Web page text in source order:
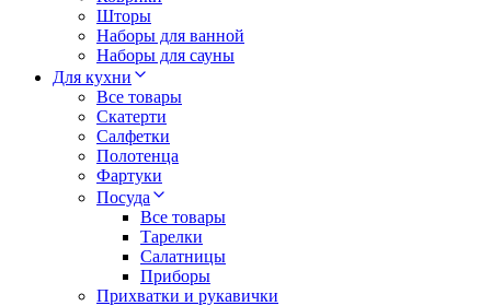
Шторы
Наборы для ванной
Наборы для сауны
Для кухни
Все товары
Скатерти
Салфетки
Полотенца
Фартуки
Посуда
Все товары
Тарелки
Салатницы
Приборы
Прихватки и рукавички